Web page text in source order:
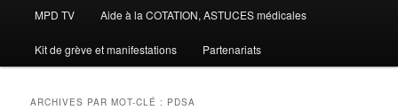
MPD TV Aide à la COTATION, ASTUCES médicales
Kit de grève et manifestations Partenariats
ARCHIVES PAR MOT-CLÉ : PDSA